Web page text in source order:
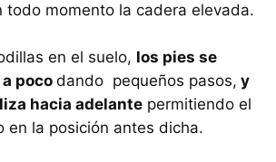
todo momento la cadera elevada.
en el suelo, los pies se
poco dando pequeños pasos, y
hacia adelante permitiendo el
en la posición antes dicha.